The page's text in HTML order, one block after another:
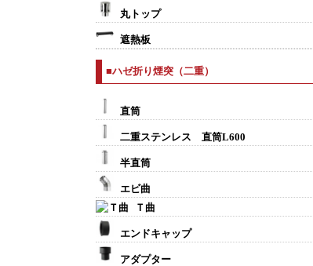
丸トップ
遮熱板
■ハゼ折り煙突（二重）
直筒
二重ステンレス 直筒L600
半直筒
エビ曲
Ｔ曲
エンドキャップ
アダプター